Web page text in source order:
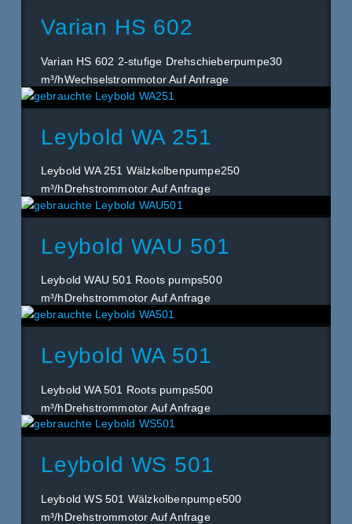
Varian HS 602
Varian HS 602 2-stufige Drehschieberpumpe30
m³/hWechselstrommotor Auf Anfrage
Leybold WA 251
Leybold WA 251 Wälzkolbenpumpe250
m³/hDrehstrommotor Auf Anfrage
Leybold WAU 501
Leybold WAU 501 Roots pumps500
m³/hDrehstrommotor Auf Anfrage
Leybold WA 501
Leybold WA 501 Roots pumps500
m³/hDrehstrommotor Auf Anfrage
Leybold WS 501
Leybold WS 501 Wälzkolbenpumpe500
m³/hDrehstrommotor Auf Anfrage